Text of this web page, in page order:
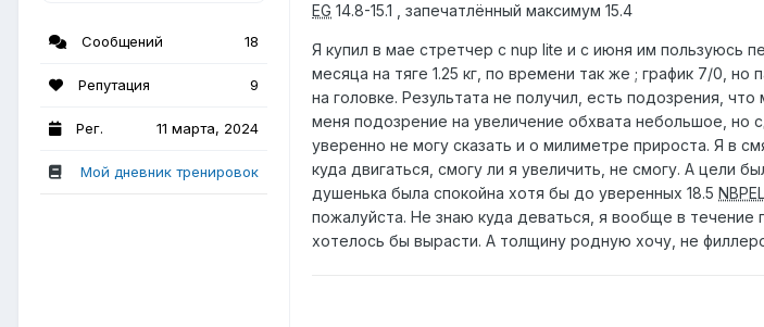
Сообщений 18
Репутация 9
Рег. 11 марта, 2024
Мой дневник тренировок
EG 14.8-15.1 , запечатлённый максимум 15.4
Я купил в мае стретчер c nup lite и с июня им пользуюсь
месяца на тяге 1.25 кг, по времени так же ; график 7/0,
на головке. Результата не получил, есть подозрения,
меня подозрение на увеличение обхвата небольшое, но
уверенно не могу сказать и о милиметре прироста. Я в
куда двигаться, смогу ли я увеличить, не смогу. А цели
душенька была спокойна хотя бы до уверенных 18.5 NBPEL
пожалуйста. Не знаю куда деваться, я вообще в
хотелось бы вырасти. А толщину родную хочу, не